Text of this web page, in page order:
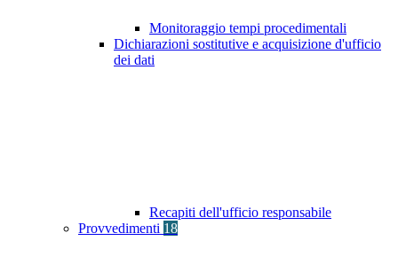
Monitoraggio tempi procedimentali
Dichiarazioni sostitutive e acquisizione d'ufficio
dei dati
Recapiti dell'ufficio responsabile
Provvedimenti 18